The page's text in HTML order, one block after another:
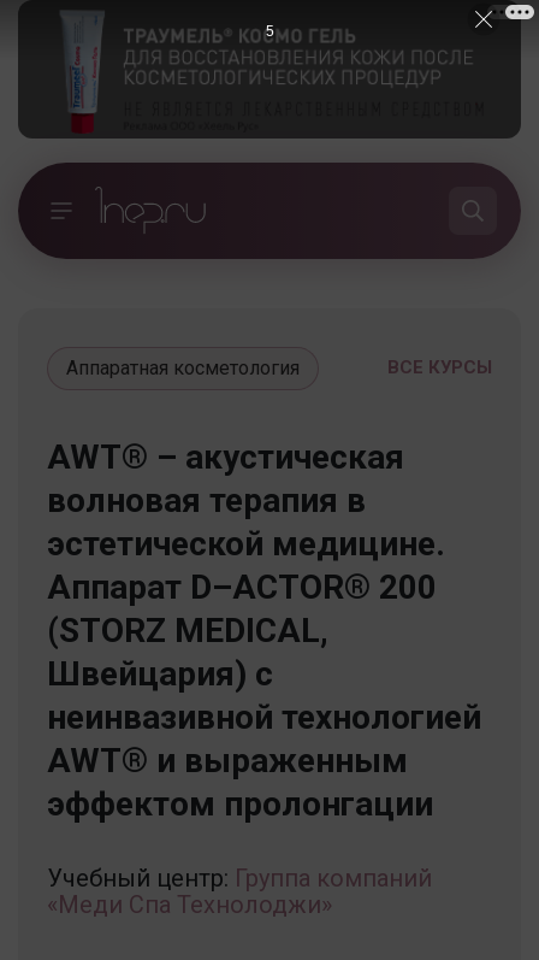
ВСЕ КУРСЫ
Аппаратная косметология
AWT® – акустическая
волновая терапия в
эстетической медицине.
Аппарат D–ACTOR® 200
(STORZ MEDICAL,
Швейцария) с
неинвазивной технологией
AWT® и выраженным
эффектом пролонгации
Учебный центр: Группа компаний
«Меди Спа Технолоджи»
5